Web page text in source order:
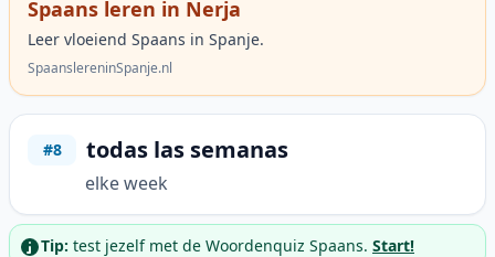
Spaans leren in Nerja
Leer vloeiend Spaans in Spanje.
SpaanslereninSpanje.nl
#8 todas las semanas
elke week
Tip: test jezelf met de Woordenquiz Spaans. Start!